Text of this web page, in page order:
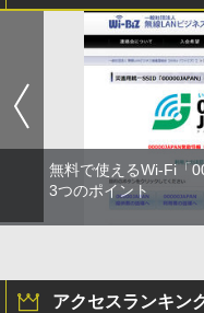
無料で使えるWi-Fi「
3つのポイント
アクセスランキン